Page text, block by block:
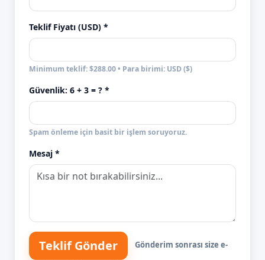
Teklif Fiyatı (USD) *
Minimum teklif: $288.00 • Para birimi: USD ($)
Güvenlik: 6 + 3 = ? *
Spam önleme için basit bir işlem soruyoruz.
Mesaj *
Teklif Gönder Gönderim sonrası size e-